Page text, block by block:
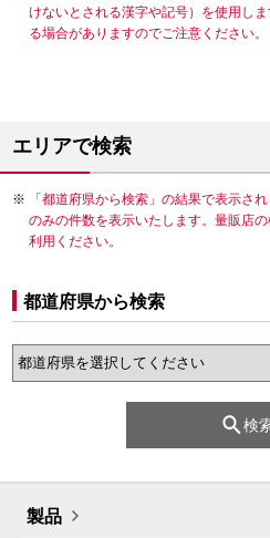
けないとされる漢字や記号）を使用し
る場合がありますのでご注意ください。
エリアで検索
「都道府県から検索」の結果で表示さ
のみの件数を表示いたします。量販店
利用ください。
都道府県から検索
検
製品